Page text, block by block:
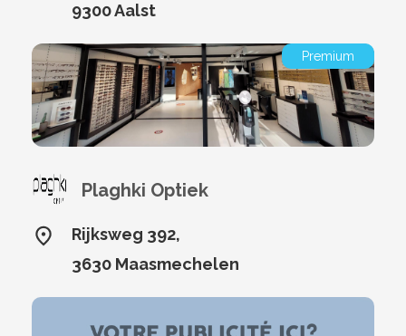
9300 Aalst
Premium
Plaghki Optiek
Rijksweg 392,
3630 Maasmechelen